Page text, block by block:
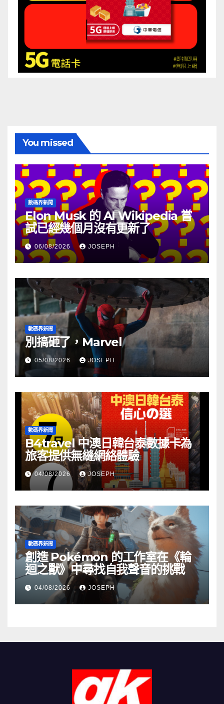
You missed
數碼界新聞
Elon Musk 的 AI Wikipedia 嘗
試已經幾個月沒有更新了
06/08/2026 JOSEPH
數碼界新聞
別搞砸了，Marvel
05/08/2026 JOSEPH
數碼界新聞
B4travel 中澳日韓台泰數據卡為
旅客提供無縫網絡體驗
04/08/2026 JOSEPH
數碼界新聞
創造 Pokémon 的工作室在《輪
迴之獸》中尋找自我聲音的挑戰
04/08/2026 JOSEPH